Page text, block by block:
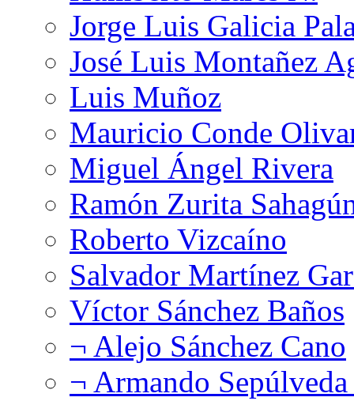
Jorge Luis Galicia
José Luis Montañez
Luis Muñoz
Mauricio Conde
Miguel Ángel Rivera
Ramón Zurita
Roberto Vizcaíno
Salvador Martínez
Víctor Sánchez Baños
¬ Alejo Sánchez Cano
¬ Armando